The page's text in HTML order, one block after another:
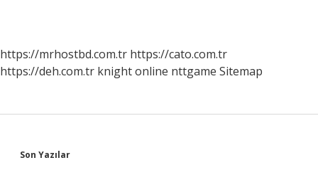
https://mrhostbd.com.tr https://cato.com.tr
https://deh.com.tr knight online nttgame Sitemap
Son Yazılar